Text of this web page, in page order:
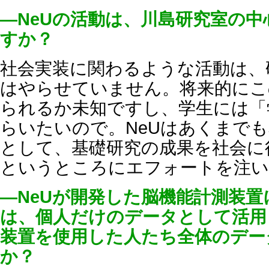
―NeUの活動は、川島研究室の
すか？
社会実装に関わるような活動は
はやらせていません。将来的に
られるか未知ですし、学生には
らいたいので。NeUはあくまで
として、基礎研究の成果を社会
というところにエフォートを注
―NeUが開発した脳機能計測装置
は、個人だけのデータとして活
装置を使用した人たち全体のデ
か？